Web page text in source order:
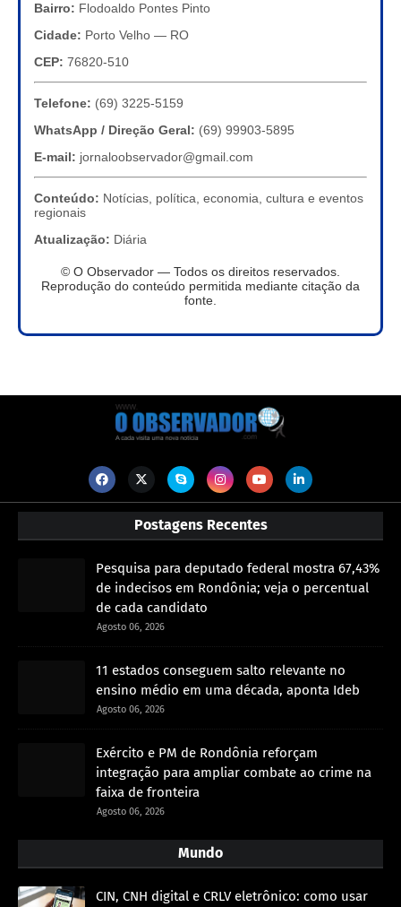
Bairro: Flodoaldo Pontes Pinto
Cidade: Porto Velho — RO
CEP: 76820-510
Telefone: (69) 3225-5159
WhatsApp / Direção Geral: (69) 99903-5895
E-mail: jornaloobservador@gmail.com
Conteúdo: Notícias, política, economia, cultura e eventos
regionais
Atualização: Diária
© O Observador — Todos os direitos reservados.
Reprodução do conteúdo permitida mediante citação da
fonte.
Postagens Recentes
Pesquisa para deputado federal mostra 67,43%
de indecisos em Rondônia; veja o percentual
de cada candidato
Agosto 06, 2026
11 estados conseguem salto relevante no
ensino médio em uma década, aponta Ideb
Agosto 06, 2026
Exército e PM de Rondônia reforçam
integração para ampliar combate ao crime na
faixa de fronteira
Agosto 06, 2026
Mundo
CIN, CNH digital e CRLV eletrônico: como usar